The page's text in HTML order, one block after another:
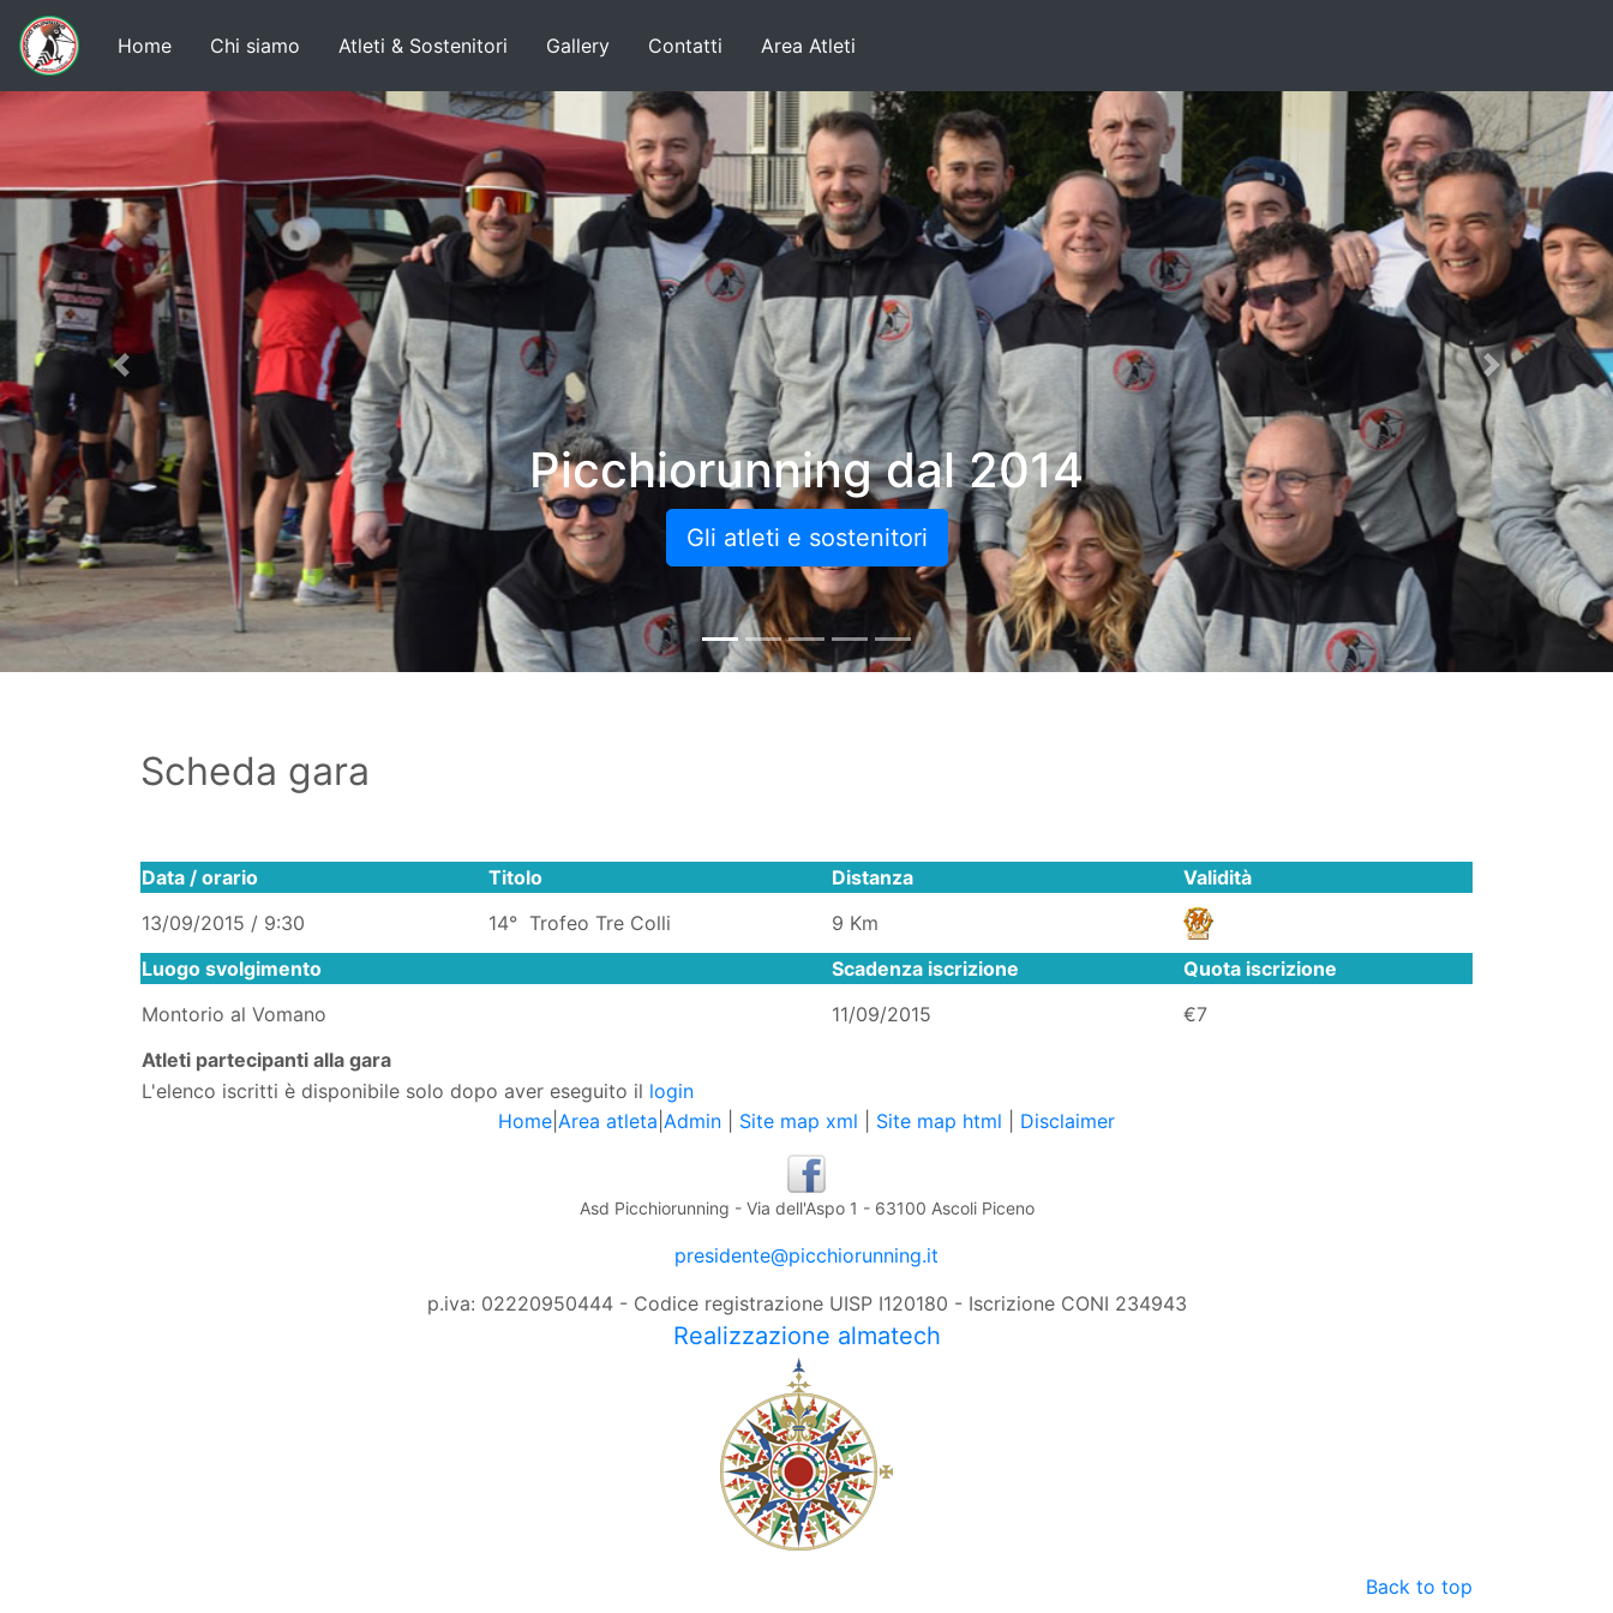
Home Chi siamo Atleti & Sostenitori Gallery Contatti Area Atleti
Picchiorunning dal 2014
Gli atleti e sostenitori
Previous Next
Scheda gara
Data / orario Titolo Distanza
Validità
13/09/2015 / 9:30
14° Trofeo Tre Colli
9 Km
Luogo svolgimento
Scadenza iscrizione
Quota iscrizione
Montorio al Vomano
11/09/2015
€7
Atleti partecipanti alla gara
L'elenco iscritti è disponibile solo dopo aver eseguito il login
Home Area atleta Admin Site map xml Site map html Disclaimer
Asd Picchiorunning - Via dell'Aspo 1 - 63100 Ascoli Piceno
presidente@picchiorunning.it
p.iva: 02220950444 - Codice registrazione UISP I120180 - Iscrizione CONI 234943
Realizzazione almatech
Back to top